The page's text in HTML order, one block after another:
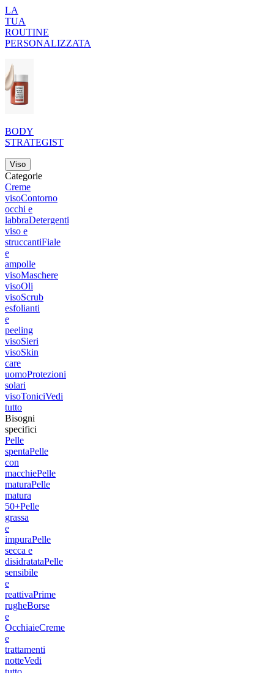
LA
TUA
ROUTINE
PERSONALIZZATA
BODY
STRATEGIST
Viso
Categorie
Creme
visoContorno
occhi e
labbraDetergenti
viso e
struccantiFiale
e
ampolle
visoMaschere
visoOli
visoScrub
esfolianti
e
peeling
visoSieri
visoSkin
care
uomoProtezioni
solari
visoToniciVedi
tutto
Bisogni
specifici
Pelle
spentaPelle
con
macchiePelle
maturaPelle
matura
50+Pelle
grassa
e
impuraPelle
secca e
disidratataPelle
sensibile
e
reattivaPrime
rugheBorse
e
OcchiaieCreme
e
trattamenti
notteVedi